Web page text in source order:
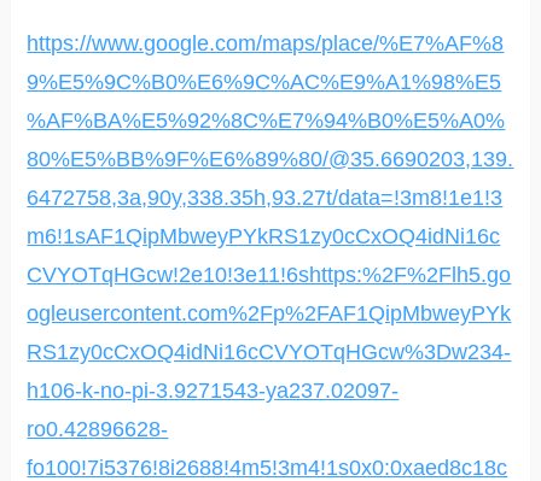
https://www.google.com/maps/place/%E7%AF%8
9%E5%9C%B0%E6%9C%AC%E9%A1%98%E5
%AF%BA%E5%92%8C%E7%94%B0%E5%A0%
80%E5%BB%9F%E6%89%80/@35.6690203,139.
6472758,3a,90y,338.35h,93.27t/data=!3m8!1e1!3
m6!1sAF1QipMbweyPYkRS1zy0cCxOQ4idNi16c
CVYOTqHGcw!2e10!3e11!6shttps:%2F%2Flh5.go
ogleusercontent.com%2Fp%2FAF1QipMbweyPYk
RS1zy0cCxOQ4idNi16cCVYOTqHGcw%3Dw234-
h106-k-no-pi-3.9271543-ya237.02097-
ro0.42896628-
fo100!7i5376!8i2688!4m5!3m4!1s0x0:0xaed8c18c